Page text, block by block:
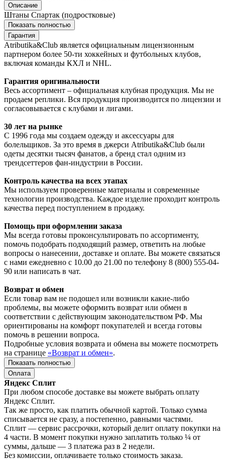
Описание
Штаны Спартак (подростковые)
Показать полностью
Гарантия
Atributika&Club является официальным лицензионным
партнером более 50-ти хоккейных и футбольных клубов,
включая команды КХЛ и NHL.
Гарантия оригинальности
Весь ассортимент – официальная клубная продукция. Мы не
продаем реплики. Вся продукция производится по лицензии и
согласовывается с клубами и лигами.
30 лет на рынке
С 1996 года мы создаем одежду и аксессуары для
болельщиков. За это время в джерси Atributika&Club были
одеты десятки тысяч фанатов, а бренд стал одним из
трендсеттеров фан-индустрии в России.
Контроль качества на всех этапах
Мы используем проверенные материалы и современные
технологии производства. Каждое изделие проходит контроль
качества перед поступлением в продажу.
Помощь при оформлении заказа
Мы всегда готовы проконсультировать по ассортименту,
помочь подобрать подходящий размер, ответить на любые
вопросы о нанесении, доставке и оплате. Вы можете связаться
с нами ежедневно с 10.00 до 21.00 по телефону 8 (800) 555-04-
90 или написать в чат.
Возврат и обмен
Если товар вам не подошел или возникли какие-либо
проблемы, вы можете оформить возврат или обмен в
соответствии с действующим законодательством РФ. Мы
ориентированы на комфорт покупателей и всегда готовы
помочь в решении вопроса.
Подробные условия возврата и обмена вы можете посмотреть
на странице «Возврат и обмен».
Показать полностью
Оплата
Яндекс Сплит
При любом способе доставке вы можете выбрать оплату
Яндекс Сплит.
Так же просто, как платить обычной картой. Только сумма
списывается не сразу, а постепенно, равными частями.
Сплит — сервис рассрочки, который делит оплату покупки на
4 части. В момент покупки нужно заплатить только ¼ от
суммы, дальше — 3 платежа раз в 2 недели.
Без комиссии, оплачиваете только стоимость заказа.